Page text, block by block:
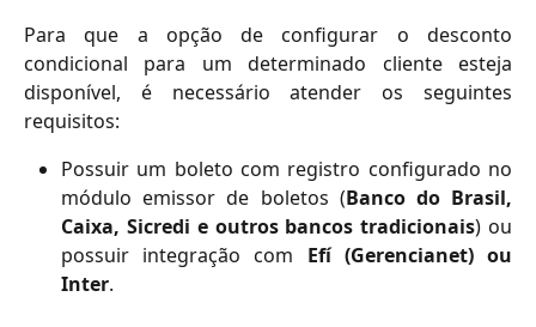
Para que a opção de configurar o desconto
condicional para um determinado cliente esteja
disponível, é necessário atender os seguintes
requisitos:
Possuir um boleto com registro configurado no
módulo emissor de boletos (Banco do Brasil,
Caixa, Sicredi e outros bancos tradicionais) ou
possuir integração com Efí (Gerencianet) ou
Inter.